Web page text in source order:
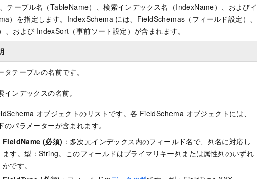
テーブル名（TableName）、検索インデックス名（IndexName）、およびイ
）を指定します。IndexSchema には、FieldSchemas（フィールド設定）、
および IndexSort（事前ソート設定）が含まれます。
タテーブルの名前です。
インデックスの名前。
オブジェクトのリストです。各 FieldSchema オブジェクトには、
のパラメーターが含まれます。
FieldName (必須) ：多次元インデックス内のフィールド名で、列名に対応し
ます。型：String。このフィールドはプライマリキー列または属性列のいずれ
かです。